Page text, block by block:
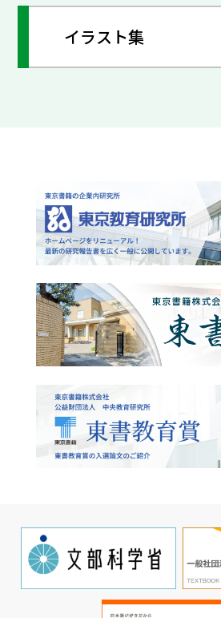
イラスト集